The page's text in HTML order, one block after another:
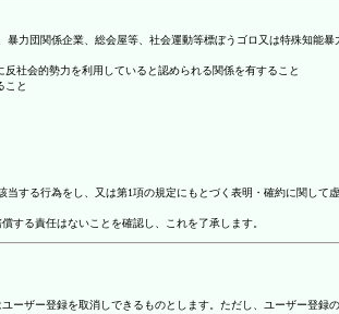
力団関係企業、総会屋等、社会運動等標ぼうゴロ又は特殊知
社会的勢力を利用していると認められる関係を有すること
こと
する行為をし、又は第1項の規定にもとづく表明・確約に関し
する責任はないことを確認し、これを了承します。
ザー登録を取消しできるものとします。ただし、ユーザー登